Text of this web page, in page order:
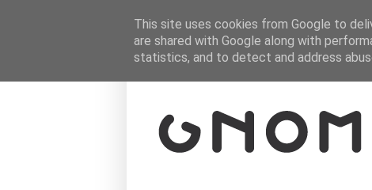
This site uses cookies from Google to
are shared with Google along with
statistics, and to detect and address